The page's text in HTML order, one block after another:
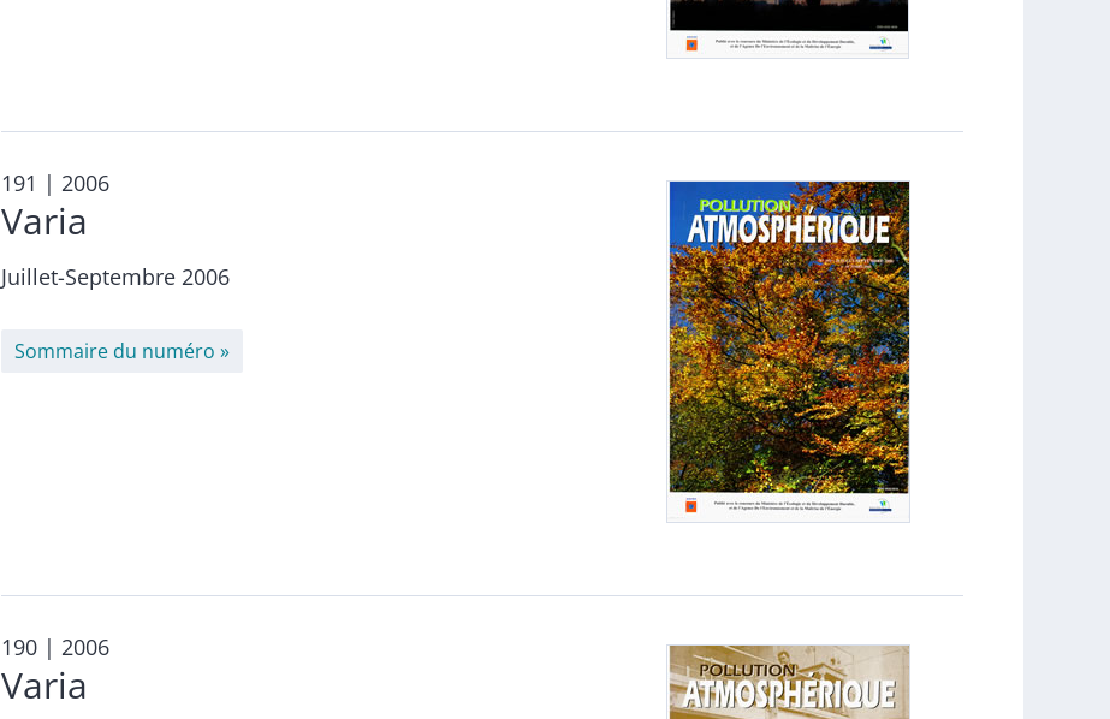
191 | 2006
Varia
Juillet-Septembre 2006
Sommaire du numéro
190 | 2006
Varia